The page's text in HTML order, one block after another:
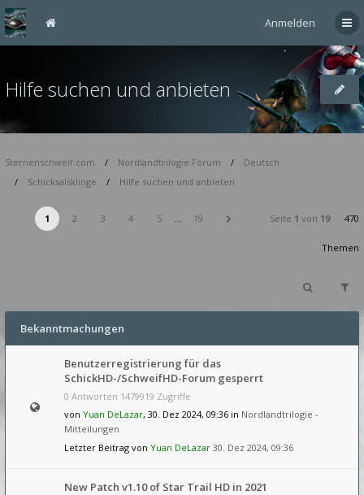
Anmelden
Hilfe suchen und anbieten
Sternenschweif.com Nordlandtrilogie Forum
Deutsch
Schicksalsklinge
Hilfe suchen und anbieten
1 2 3 4 5 … 19 Seite 1 von 19 470
Themen
Bekanntmachungen
Benutzerregistrierung für das
SchickHD-/SchweifHD-Forum gesperrt
0 Antworten 1479919 Zugriffe
von Yuan DeLazar, 30. Dez 2024, 09:36 in Nordlandtrilogie -
Mitteilungen
Letzter Beitrag von Yuan DeLazar 30. Dez 2024, 09:36
New Patch v1.10 of Star Trail HD in 2021